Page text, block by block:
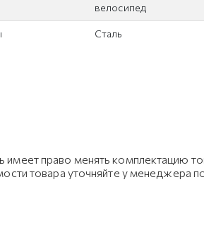
велосипед
Сталь
имеет право менять комплектацию
товара уточняйте у